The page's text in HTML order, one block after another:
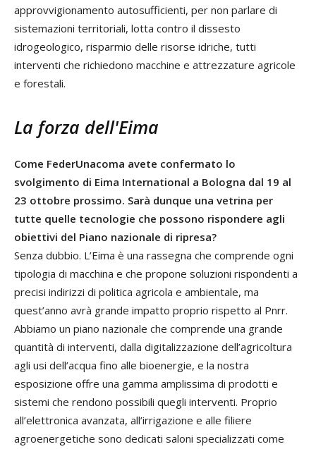
approvvigionamento autosufficienti, per non parlare di
sistemazioni territoriali, lotta contro il dissesto
idrogeologico, risparmio delle risorse idriche, tutti
interventi che richiedono macchine e attrezzature agricole
e forestali.
La forza dell'Eima
Come FederUnacoma avete confermato lo
svolgimento di Eima International a Bologna dal 19 al
23 ottobre prossimo. Sarà dunque una vetrina per
tutte quelle tecnologie che possono rispondere agli
obiettivi del Piano nazionale di ripresa?
Senza dubbio. L’Eima è una rassegna che comprende ogni
tipologia di macchina e che propone soluzioni rispondenti a
precisi indirizzi di politica agricola e ambientale, ma
quest’anno avrà grande impatto proprio rispetto al Pnrr.
Abbiamo un piano nazionale che comprende una grande
quantità di interventi, dalla digitalizzazione dell’agricoltura
agli usi dell’acqua fino alle bioenergie, e la nostra
esposizione offre una gamma amplissima di prodotti e
sistemi che rendono possibili quegli interventi. Proprio
all’elettronica avanzata, all’irrigazione e alle filiere
agroenergetiche sono dedicati saloni specializzati come